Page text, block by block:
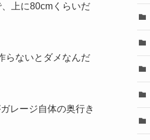
上に80cmくらいだ
らないとダメなんだ
レージ自体の奥行き